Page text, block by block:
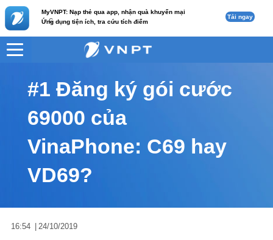
MyVNPT: Nạp thẻ qua app, nhận quà khuyến mại
Ứng dụng tiện ích, tra cứu tích điểm
c Tải ngay
VNPT Nội dung tin
#1 Đăng ký gói cước
69000 của
VinaPhone: C69 hay
VD69?
16:54 24/10/2019